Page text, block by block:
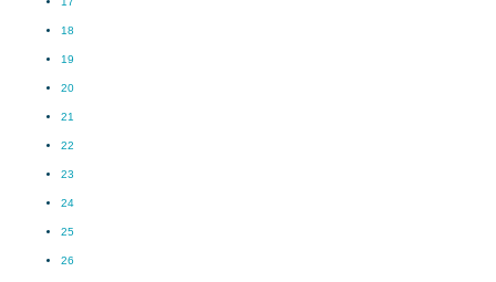
18
19
20
21
22
23
24
25
26